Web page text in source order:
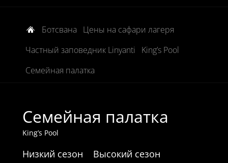
Ботсвана
Цены на сафари лагеря
Частный заповедник Linyanti
King’s Pool
Семейная палатка
Семейная палатка
King’s Pool
Низкий сезон
Высокий сезон